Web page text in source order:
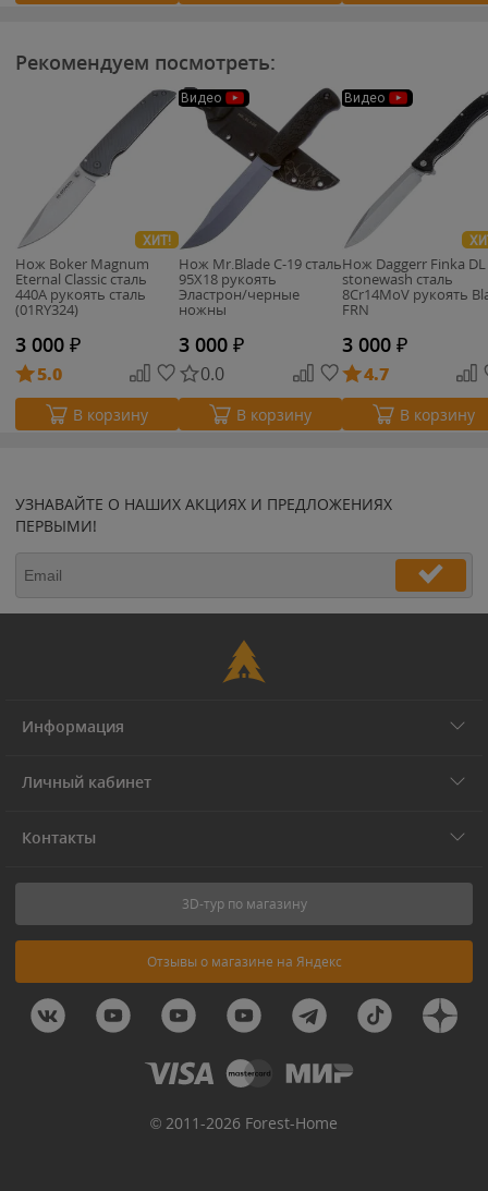
Рекомендуем посмотреть:
ХИТ!
Нож Boker Magnum
Eternal Classic сталь
440A рукоять сталь
(01RY324)
3 000 ₽
5.0
В корзину
Видео
Нож Mr.Blade C-19 сталь
95Х18 рукоять
Эластрон/черные
ножны
3 000 ₽
0.0
В корзину
Видео
Нож Daggerr Finka DL
stonewash сталь
8Cr14MoV рукоять
FRN
3 000 ₽
4.7
В корзину
УЗНАВАЙТЕ О НАШИХ АКЦИЯХ И ПРЕДЛОЖЕНИЯХ
ПЕРВЫМИ!
Информация
Личный кабинет
Контакты
3D-тур по магазину
Отзывы о магазине на Яндекс
© 2011-2026 Forest-Home